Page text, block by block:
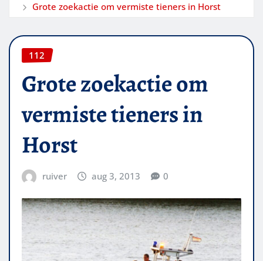
Grote zoekactie om vermiste tieners in Horst
112
Grote zoekactie om
vermiste tieners in
Horst
ruiver aug 3, 2013 0